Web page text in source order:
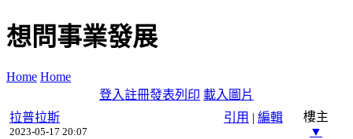
想問事業發展
Home Home
登入註冊發表列印 載入圖片
引用 | 編輯
拉普拉斯
2023-05-17 20:07
樓主
▼